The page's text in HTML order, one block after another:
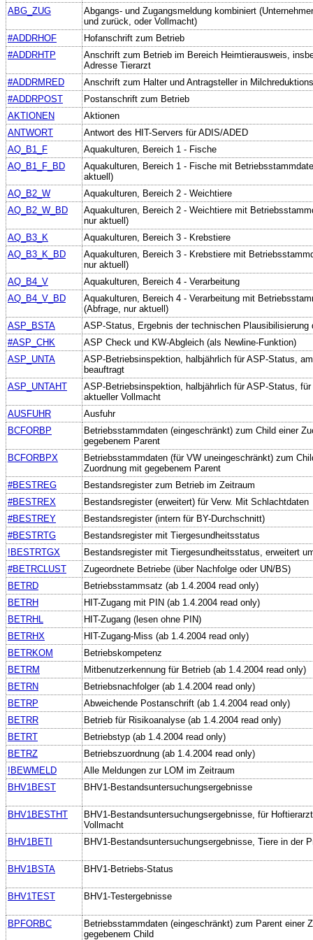
ABG_ZUG
Abgangs- und Zugangsmeldung kombiniert
und zurück, oder Vollmacht)
#ADDRHOF
Hofanschrift zum Betrieb
#ADDRHTP
Anschrift zum Betrieb im Bereich Heimtierausweis,
Adresse Tierarzt
#ADDRMRED
Anschrift zum Halter und Antragsteller in
#ADDRPOST
Postanschrift zum Betrieb
AKTIONEN
Aktionen
ANTWORT
Antwort des HIT-Servers für ADIS/ADED
AQ_B1_F
Aquakulturen, Bereich 1 - Fische
AQ_B1_F_BD
Aquakulturen, Bereich 1 - Fische mit
aktuell)
AQ_B2_W
Aquakulturen, Bereich 2 - Weichtiere
AQ_B2_W_BD
Aquakulturen, Bereich 2 - Weichtiere mit
nur aktuell)
AQ_B3_K
Aquakulturen, Bereich 3 - Krebstiere
AQ_B3_K_BD
Aquakulturen, Bereich 3 - Krebstiere mit
nur aktuell)
AQ_B4_V
Aquakulturen, Bereich 4 - Verarbeitung
AQ_B4_V_BD
Aquakulturen, Bereich 4 - Verarbeitung mit
(Abfrage, nur aktuell)
ASP_BSTA
ASP-Status, Ergebnis der technischen Plausibilisierung
#ASP_CHK
ASP Check und KW-Abgleich (als Newline-Funktion)
ASP_UNTA
ASP-Betriebsinspektion, halbjährlich für ASP-Status,
beauftragt
ASP_UNTAHT
ASP-Betriebsinspektion, halbjährlich für ASP-Status,
aktueller Vollmacht
AUSFUHR
Ausfuhr
BCFORBP
Betriebsstammdaten (eingeschränkt) zum Child einer
gegebenem Parent
BCFORBPX
Betriebsstammdaten (für VW uneingeschränkt) zum
Zuordnung mit gegebenem Parent
#BESTREG
Bestandsregister zum Betrieb im Zeitraum
#BESTREX
Bestandsregister (erweitert) für Verw. Mit Schlachtdaten
#BESTREY
Bestandsregister (intern für BY-Durchschnitt)
#BESTRTG
Bestandsregister mit Tiergesundheitsstatus
!BESTRTGX
Bestandsregister mit Tiergesundheitsstatus, erweitert
#BETRCLUST
Zugeordnete Betriebe (über Nachfolge oder UN/BS)
BETRD
Betriebsstammsatz (ab 1.4.2004 read only)
BETRH
HIT-Zugang mit PIN (ab 1.4.2004 read only)
BETRHL
HIT-Zugang (lesen ohne PIN)
BETRHX
HIT-Zugang-Miss (ab 1.4.2004 read only)
BETRKOM
Betriebskompetenz
BETRM
Mitbenutzerkennung für Betrieb (ab 1.4.2004 read only)
BETRN
Betriebsnachfolger (ab 1.4.2004 read only)
BETRP
Abweichende Postanschrift (ab 1.4.2004 read only)
BETRR
Betrieb für Risikoanalyse (ab 1.4.2004 read only)
BETRT
Betriebstyp (ab 1.4.2004 read only)
BETRZ
Betriebszuordnung (ab 1.4.2004 read only)
!BEWMELD
Alle Meldungen zur LOM im Zeitraum
BHV1BEST
BHV1-Bestandsuntersuchungsergebnisse
BHV1BESTHT
BHV1-Bestandsuntersuchungsergebnisse, für
Vollmacht
BHV1BETI
BHV1-Bestandsuntersuchungsergebnisse, Tiere in der
BHV1BSTA BHV1-Betriebs-Status
BHV1TEST BHV1-Testergebnisse
BPFORBC
Betriebsstammdaten (eingeschränkt) zum Parent einer
gegebenem Child